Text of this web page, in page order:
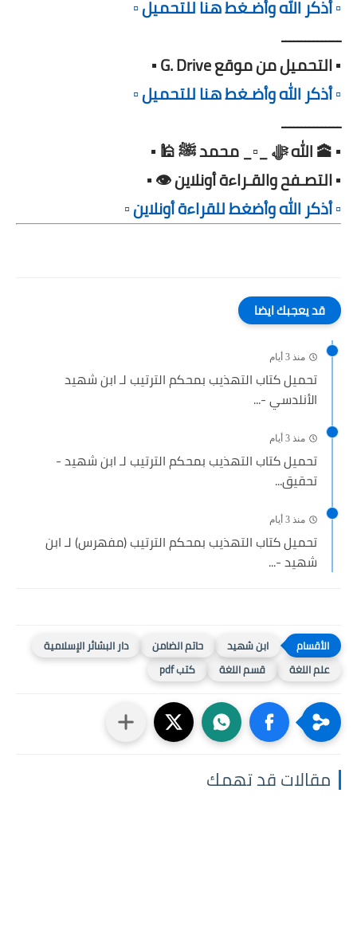
▫️ أذكر الله وأضـغط هنا للتحميل ▫️
ـــــــــــــــ
▪️ التحميل من موقع G. Drive ▪️
▫️ أذكر الله وأضـغط هنا للتحميل ▫️
ـــــــــــــــ
▪️ 🕋 الله ﷻ _▫️_ محمد ﷺ 🕌 ▪️
▪️ التصـفح والقـراءة أونلاين 👁️ ▪️
▫️ أذكر الله وأضغط للقراءة أونلاين ▫️
قد يعجبك ايضا
منذ 3 أيام
تحميل كتاب التهذيب بمحكم الترتيب لـ ابن شهيد
الأنلدسي -...
منذ 3 أيام
تحميل كتاب التهذيب بمحكم الترتيب لـ ابن شهيد -
تحقيق...
منذ 3 أيام
تحميل كتاب التهذيب بمحكم الترتيب (مفهرس) لـ ابن
شهيد -...
ابن شهيد حاتم الضامن
دار البشائر الإسلامية
علم اللغة
قسم اللغة كتب pdf
مقالات قد تهمك